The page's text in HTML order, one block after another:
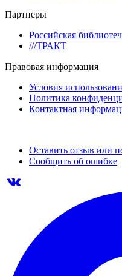
Партнеры
Российская
///ТРАКТ
Правовая информация
Условия
Политика
Контактная
Оставить отзыв или
Сообщить об ошибке